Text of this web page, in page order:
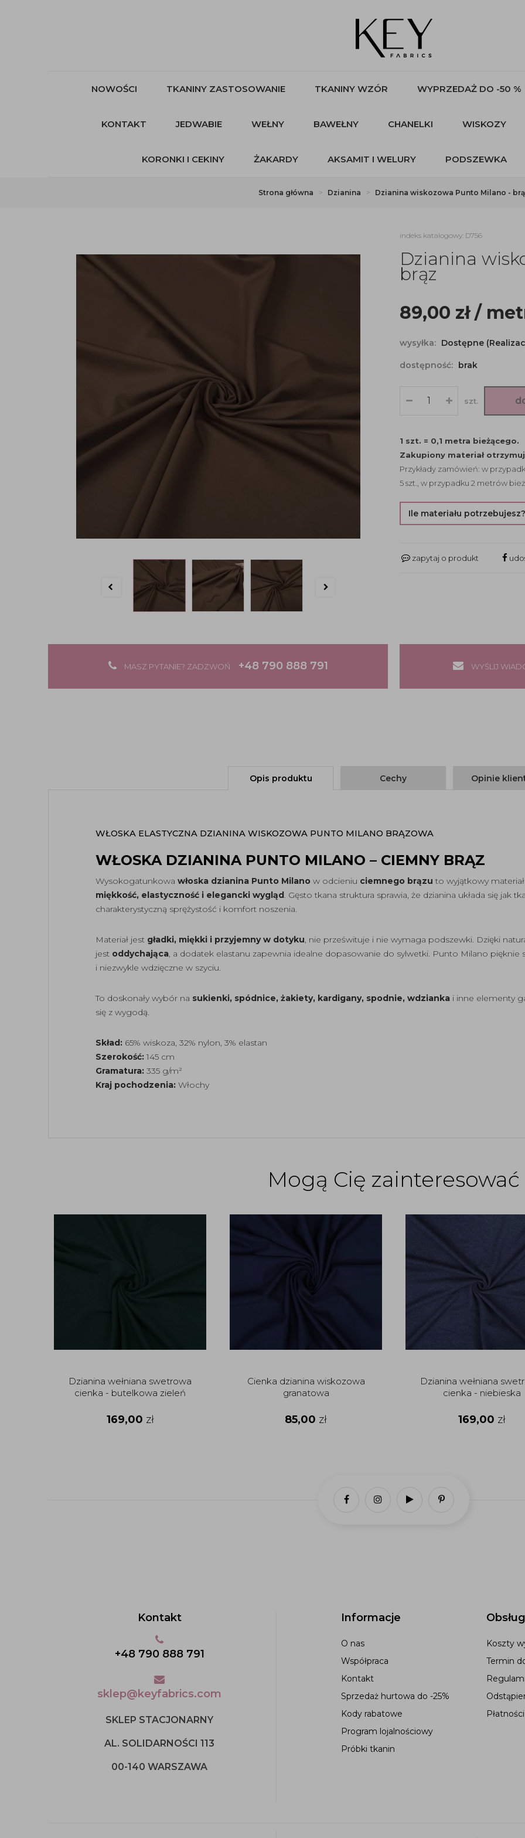
NOWOŚCI TKANINY ZASTOSOWANIE TKANINY WZÓR WYPRZEDAŻ DO -50 %
KONTAKT JEDWABIE WEŁNY BAWEŁNY CHANELKI WISKOZY
KORONKI I CEKINY ŻAKARDY AKSAMIT I WELURY PODSZEWKA
Strona główna Dzianina Dzianina wiskozowa Punto Milano -
indeks katalogowy: D756
Dzianina
brąz
89,00 zł/
wysyłka: Dostępne
dostępność: brak
szt.
1 szt. = 0,1 metra bieżącego.
Zakupiony materiał
Przykłady zamówień: w
5 szt., w przypadku 2 metrów
Ile materiału potrzebujesz?
zapytaj o produkt
MASZ PYTANIE? ZADZWOŃ +48 790 888 791 WYŚLIJ
Opis produktu Cechy Opinie
WŁOSKA ELASTYCZNA DZIANINA WISKOZOWA PUNTO MILANO BRĄZOWA
WŁOSKA DZIANINA PUNTO MILANO – CIEMNY BRĄZ
Wysokogatunkowa włoska dzianina Punto Milano w odcieniu ciemnego brązu to wyjątkowy
miękkość, elastyczność i elegancki wygląd. Gęsto tkana struktura sprawia, że dzianina układa się jak
charakterystyczną sprężystość i komfort noszenia.
Materiał jest gładki, miękki i przyjemny w dotyku, nie prześwituje i nie wymaga podszewki. Dzięki
jest oddychająca, a dodatek elastanu zapewnia idealne dopasowanie do sylwetki. Punto Milano pięknie
i niezwykle wdzięczne w szyciu.
To doskonały wybór na sukienki, spódnice, żakiety, kardigany, spodnie, wdzianka i inne elementy
się z wygodą.
Skład: 65% wiskoza, 32% nylon, 3% elastan
Szerokość: 145 cm
Gramatura: 335 g/m²
Kraj pochodzenia: Włochy
Mogą Cię zainteresować
Dzianina wełniana swetrowa
cienka - butelkowa zieleń
169,00 zł
Cienka dzianina wiskozowa
granatowa
85,00 zł
Dzianina wełniana
cienka - niebieska
169,00 zł
Informacje
O nas
Współpraca
Kontakt
Sprzedaż hurtowa do -25%
Kody rabatowe
Program lojalnościowy
Próbki tkanin
Koszty
Termin
Płatności
Kontakt
+48 790 888 791
sklep@keyfabrics.com
SKLEP STACJONARNY
AL. SOLIDARNOŚCI 113
00-140 WARSZAWA